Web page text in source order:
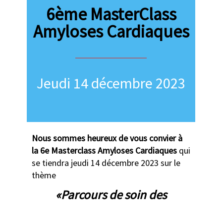
6ème MasterClass
Amyloses Cardiaques
Jeudi 14 décembre 2023
Nous sommes heureux de vous convier à
la 6e Masterclass Amyloses Cardiaques qui
se tiendra jeudi 14 décembre 2023 sur le
thème
«Parcours de soin des